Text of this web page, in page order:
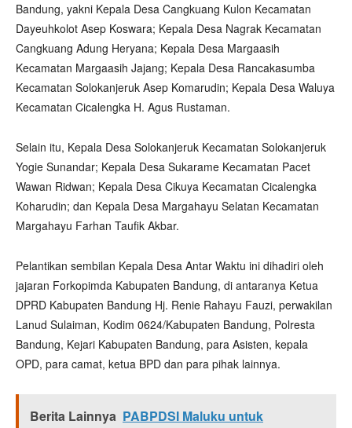
Bandung, yakni Kepala Desa Cangkuang Kulon Kecamatan
Dayeuhkolot Asep Koswara; Kepala Desa Nagrak Kecamatan
Cangkuang Adung Heryana; Kepala Desa Margaasih
Kecamatan Margaasih Jajang; Kepala Desa Rancakasumba
Kecamatan Solokanjeruk Asep Komarudin; Kepala Desa Waluya
Kecamatan Cicalengka H. Agus Rustaman.
Selain itu, Kepala Desa Solokanjeruk Kecamatan Solokanjeruk
Yogie Sunandar; Kepala Desa Sukarame Kecamatan Pacet
Wawan Ridwan; Kepala Desa Cikuya Kecamatan Cicalengka
Koharudin; dan Kepala Desa Margahayu Selatan Kecamatan
Margahayu Farhan Taufik Akbar.
Pelantikan sembilan Kepala Desa Antar Waktu ini dihadiri oleh
jajaran Forkopimda Kabupaten Bandung, di antaranya Ketua
DPRD Kabupaten Bandung Hj. Renie Rahayu Fauzi, perwakilan
Lanud Sulaiman, Kodim 0624/Kabupaten Bandung, Polresta
Bandung, Kejari Kabupaten Bandung, para Asisten, kepala
OPD, para camat, ketua BPD dan para pihak lainnya.
Berita Lainnya PABPDSI Maluku untuk